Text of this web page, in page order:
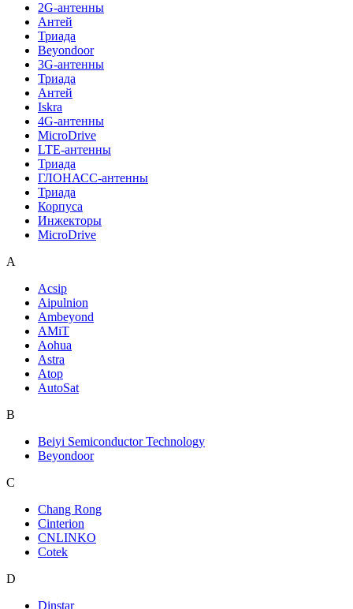
2G-антенны
Антей
Триада
Beyondoor
3G-антенны
Триада
Антей
Iskra
4G-антенны
MicroDrive
LTE-антенны
Триада
ГЛОНАСС-антенны
Триада
Корпуса
Инжекторы
MicroDrive
A
Acsip
Aipulnion
Ambeyond
AMiT
Aohua
Astra
Atop
AutoSat
B
Beiyi Semiconductor Technology
Beyondoor
C
Chang Rong
Cinterion
CNLINKO
Cotek
D
Dinstar